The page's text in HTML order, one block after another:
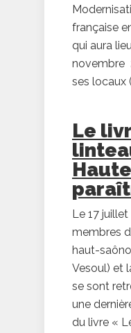
française
qui aura
novembre
ses locaux
Le
Le 17
membres
haut-
Vesoul) et
se sont
une
du livre «